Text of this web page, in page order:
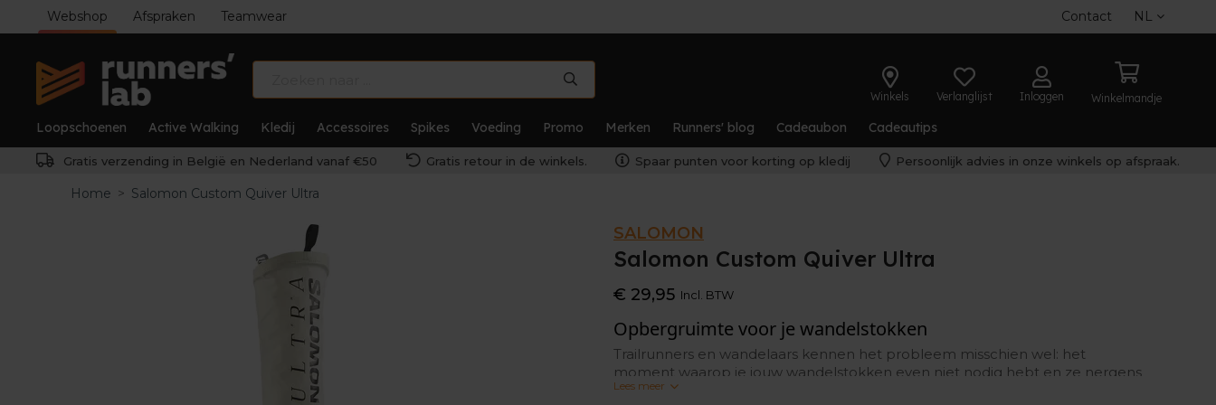
Webshop Afspraken Teamwear Contact NL
Winkels Verlanglijst Inloggen Winkelmandje
Loopschoenen Active Walking Kledij Accessoires Spikes Voeding Promo Merken Runners' blog Cadeaubon Cadeautips
Gratis verzending in België en Nederland vanaf €50 Gratis retour in de winkels. Spaar punten voor korting op kledij Persoonlijk advies in onze winkels op afspraak.
Home > Salomon Custom Quiver Ultra
SALOMON
Salomon Custom Quiver Ultra
€ 29,95 Incl. BTW
Opbergruimte voor je wandelstokken
Trailrunners en wandelaars kennen het probleem misschien wel: het
moment waarop je jouw wandelstokken even niet nodig hebt en ze nergens
kan opbergen. Deze Salomon Custom Quiver is dat handig opgelost. De
Lees meer